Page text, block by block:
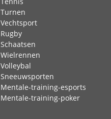
Turnen
Vechtsport
Rugby
Schaatsen
Wielrennen
Volleybal
Sneeuwsporten
Mentale-training-esports
Mentale-training-poker